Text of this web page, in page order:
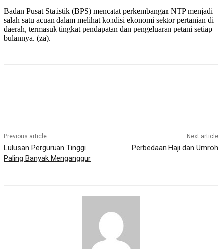
Badan Pusat Statistik (BPS) mencatat perkembangan NTP menjadi
salah satu acuan dalam melihat kondisi ekonomi sektor pertanian di
daerah, termasuk tingkat pendapatan dan pengeluaran petani setiap
bulannya. (za).
Previous article
Lulusan Perguruan Tinggi
Paling Banyak Menganggur
Next article
Perbedaan Haji dan Umroh